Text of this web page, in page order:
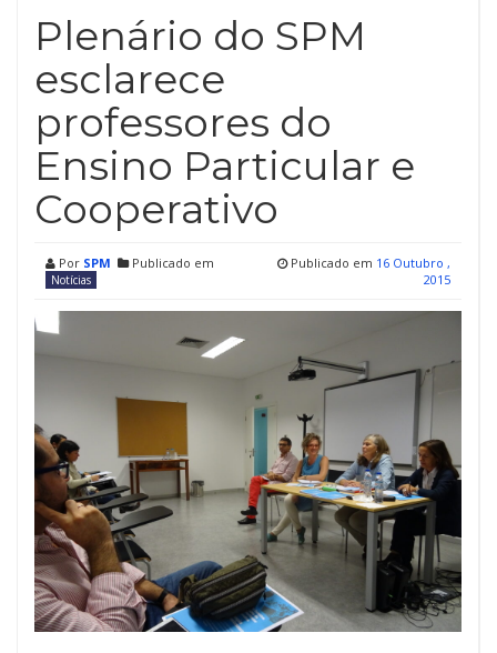
Plenário do SPM
esclarece
professores do
Ensino Particular e
Cooperativo
Por SPM Publicado em
Notícias
Publicado em 16 Outubro ,
2015